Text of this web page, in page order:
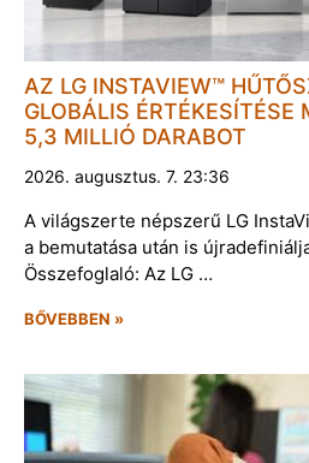
AZ LG INSTAVIEW™
GLOBÁLIS ÉRTÉKESÍTÉSE
5,3 MILLIÓ DARABOT
2026. augusztus. 7. 23:36
A világszerte népszerű LG
a bemutatása után is
Összefoglaló: Az LG …
BŐVEBBEN »